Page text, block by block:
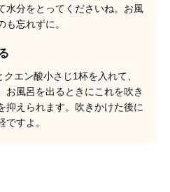
水分をとってくださいね。お風
忘れずに。
エン酸小さじ1杯を入れて、
お風呂を出るときにこれを吹き
抑えられます。吹きかけた後に
すよ。